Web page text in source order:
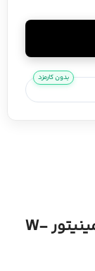
بدون کارمزد
مشخصات ظاهری و فنی کاسیو المینیتور W-